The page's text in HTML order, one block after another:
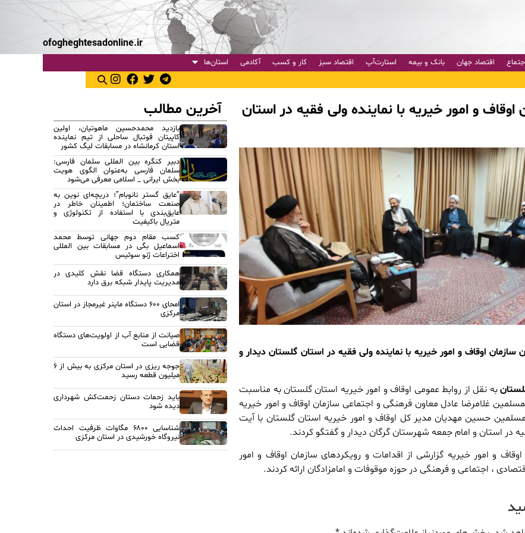
ofogheghtesadonline.ir
اقتصاد جهان بانک و بیمه استارت‌آپ اقتصاد سبز کار و کسب آکادمی استان‌ها
اوقاف و امور خیریه با نماینده ولی فقیه در استان
اوقاف و امور خیریه با نماینده ولی فقیه در استان گلستان دیدار و
به نقل از روابط عمومی اوقاف و امور خیریه استان گلستان به مناسبت
غلامرضا عادل معاون فرهنگی و اجتماعی سازمان اوقاف و امور خیریه
حسین مهدیان مدیر کل اوقاف و امور خیریه استان گلستان با آیت
در استان و امام جمعه شهرستان گرگان دیدار و گفتگو کردند.
و امور خیریه گزارشی از اقدامات و رویکردهای سازمان اوقاف و امور
، اجتماعی و فرهنگی در حوزه موقوفات و امامزادگان ارائه کردند.
آخرین مطالب
بازدید محمدحسین ماهوتیان، اولین
کاپیتان فوتبال ساحلی از تیم نماینده
استان کرمانشاه در مسابقات لیگ کشور
دبیر کنگره بین المللی سلمان فارسی:
سلمان فارسی به‌عنوان الگوی هویت
بخش ایرانی _ اسلامی معرفی می‌شود
“عایق گستر نانوبام”؛ دریچه‌ای نوین به
صنعت ساختمان؛ اطمینان خاطر در
عایق‌بندی با استفاده از تکنولوژی و
متریال باکیفیت
کسب مقام دوم جهانی توسط محمد
اسماعیل بگی در مسابقات بین المللی
اختراعات ژنو سوئیس
همکاری دستگاه قضا نقش کلیدی در
مدیریت پایدار شبکه برق دارد
امحای ۶۰۰ دستگاه ماینر غیرمجاز در استان
مرکزی
صیانت از منابع آب از اولویت‌های دستگاه
قضایی است
جوجه ریزی در استان مرکزی به بیش از ۶
میلیون قطعه رسید
باید زحمات دستان زحمت‌کش شهرداری
دیده شود
شناسایی ۶۸۰۰ مگاوات ظرفیت احداث
نیروگاه خورشیدی در استان مرکزی